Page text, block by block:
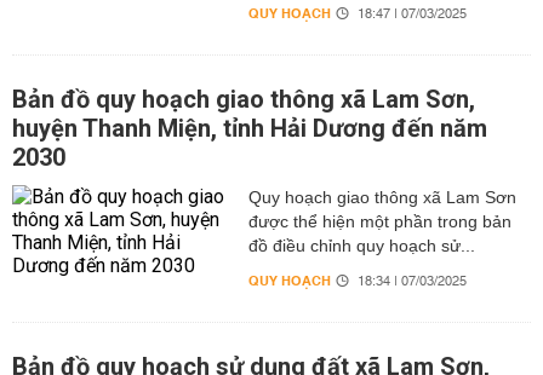
QUY HOẠCH 18:47 | 07/03/2025
Bản đồ quy hoạch giao thông xã Lam Sơn,
huyện Thanh Miện, tỉnh Hải Dương đến năm
2030
Quy hoạch giao thông xã Lam Sơn
được thể hiện một phần trong bản
đồ điều chỉnh quy hoạch sử...
QUY HOẠCH 18:34 | 07/03/2025
Bản đồ quy hoạch sử dụng đất xã Lam Sơn,